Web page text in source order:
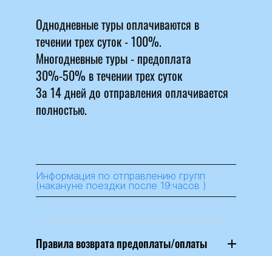
Однодневные туры оплачиваются в
течении трех суток - 100%.
Многодневные туры - предоплата
30%-50% в течении трех суток
За 14 дней до отправления оплачивается
полностью.
Информация по отправлению групп
(накануне поездки после 19:часов )
Правила возврата предоплаты/оплаты